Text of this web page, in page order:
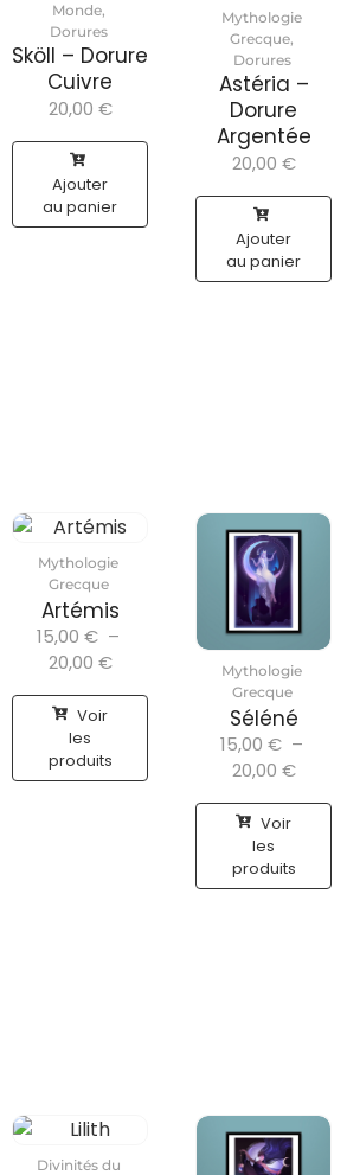
Monde,
Dorures
Sköll – Dorure
Cuivre
20,00 €
Ajouter
au panier
Mythologie
Grecque,
Dorures
Astéria –
Dorure
Argentée
20,00 €
Ajouter
au panier
Mythologie
Grecque
Artémis
15,00 € –
20,00 €
Voir
les
produits
Mythologie
Grecque
Séléné
15,00 € –
20,00 €
Voir
les
produits
Divinités du